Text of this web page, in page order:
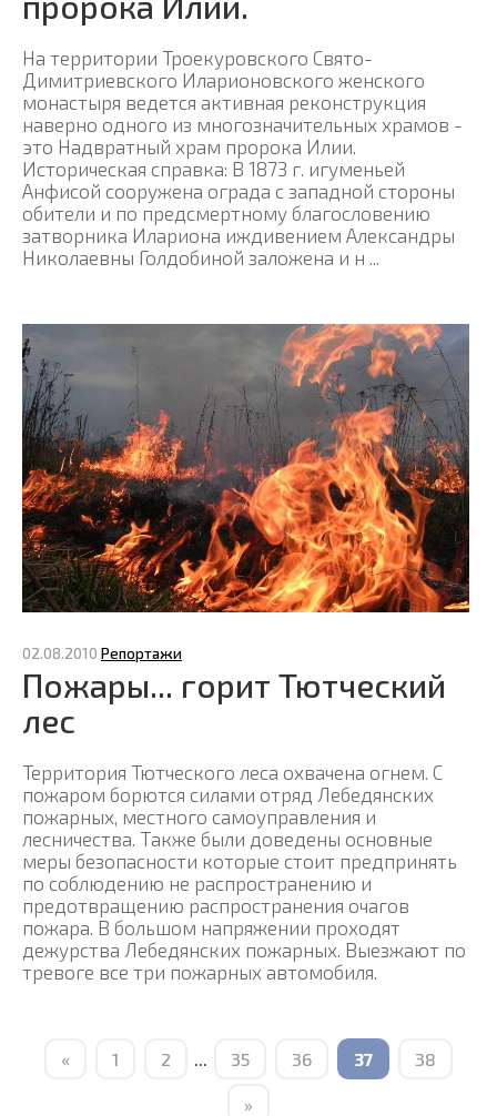
На территории Троекуровского Свято-
Димитриевского Иларионовского женского
монастыря ведется активная реконструкция
наверно одного из многозначительных храмов -
это Надвратный храм пророка Илии.
Историческая справка: В 1873 г. игуменьей
Анфисой сооружена ограда с западной стороны
обители и по предсмертному благословению
затворника Илариона иждивением Александры
Николаевны Голдобиной заложена и н ...
02.08.2010 Репортажи
Пожары... горит Тютческий
лес
Территория Тютческого леса охвачена огнем. С
пожаром борются силами отряд Лебедянских
пожарных, местного самоуправления и
лесничества. Также были доведены основные
меры безопасности которые стоит предпринять
по соблюдению не распространению и
предотвращению распространения очагов
пожара. В большом напряжении проходят
дежурства Лебедянских пожарных. Выезжают по
тревоге все три пожарных автомобиля.
« 1 2 ... 35 36 37 38
»